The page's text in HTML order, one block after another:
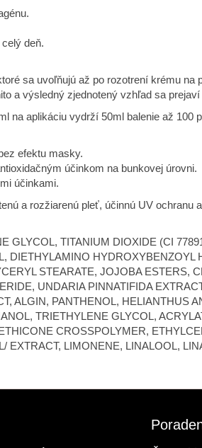
deň.
sa uvoľňujú až po rozotrení krému
a výsledný zjednotený vzhľad sa
na aplikáciu vydrží 50ml balenie až 100
efektu masky.
účinkom na bunkovej úrovni.
účinkami.
a rozžiarenú pleť, účinnú UV
GLYCOL, TITANIUM DIOXIDE (CI
STEARATE, JOJOBA
UNDARIA PINNATIFIDA
ALGIN, PANTHENOL,
TRIETHYLENE GLYCOL,
CROSSPOLYMER,
LIMONENE, LINALOOL,